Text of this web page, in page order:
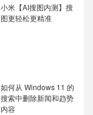
小米【AI搜图内测】搜
图更轻松更精准
如何从 Windows 11 的
搜索中删除新闻和趋势
内容